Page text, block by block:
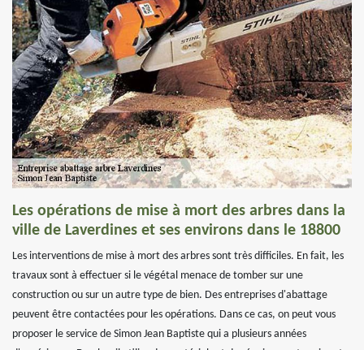
Les opérations de mise à mort des arbres dans la
ville de Laverdines et ses environs dans le 18800
Les interventions de mise à mort des arbres sont très difficiles. En fait, les
travaux sont à effectuer si le végétal menace de tomber sur une
construction ou sur un autre type de bien. Des entreprises d'abattage
peuvent être contactées pour les opérations. Dans ce cas, on peut vous
proposer le service de Simon Jean Baptiste qui a plusieurs années